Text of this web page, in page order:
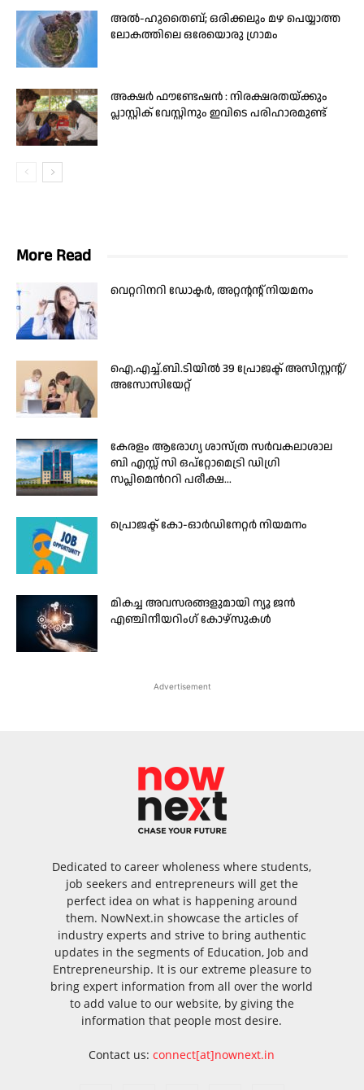
അൽ-ഹുതൈബ്; ഒരിക്കലും മഴ പെയ്യാത്ത
ലോകത്തിലെ ഒരേയൊരു ഗ്രാമം
അക്ഷർ ഫൗണ്ടേഷൻ : നിരക്ഷരതയ്ക്കും
പ്ലാസ്റ്റിക് വേസ്റ്റിനും ഇവിടെ പരിഹാരമുണ്ട്
More Read
വെറ്ററിനറി ഡോക്ടര്‍, അറ്റന്റന്റ് നിയമനം
ഐ.എച്ച്.ബി.ടിയിൽ 39 പ്രോജക്ട് അസിസ്റ്റന്റ്/
അസോസിയേറ്റ്
കേരളം ആരോഗ്യ ശാസ്ത്ര സർവകലാശാല
ബി എസ്സ് സി ഒപ്റ്റോമെട്രി ഡിഗ്രി
സപ്ലിമെൻററി പരീക്ഷ...
പ്രൊജക്ട് കോ-ഓര്‍ഡിനേറ്റര്‍ നിയമനം
മികച്ച അവസരങ്ങളുമായി ന്യൂ ജൻ
എഞ്ചിനീയറിംഗ് കോഴ്സുകൾ
Advertisement
Dedicated to career wholeness where students,
job seekers and entrepreneurs will get the
perfect idea on what is happening around
them. NowNext.in showcase the articles of
industry experts and strive to bring authentic
updates in the segments of Education, Job and
Entrepreneurship. It is our extreme pleasure to
bring expert information from all over the world
to add value to our website, by giving the
information that people most desire.
Contact us:connect[at]nownext.in